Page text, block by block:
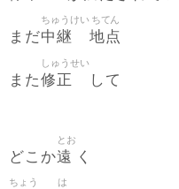
まだ中継
ちゅうけい
地点
ちてん
また修正
しゅうせい
して
どこか遠
とお
く
ちょう は